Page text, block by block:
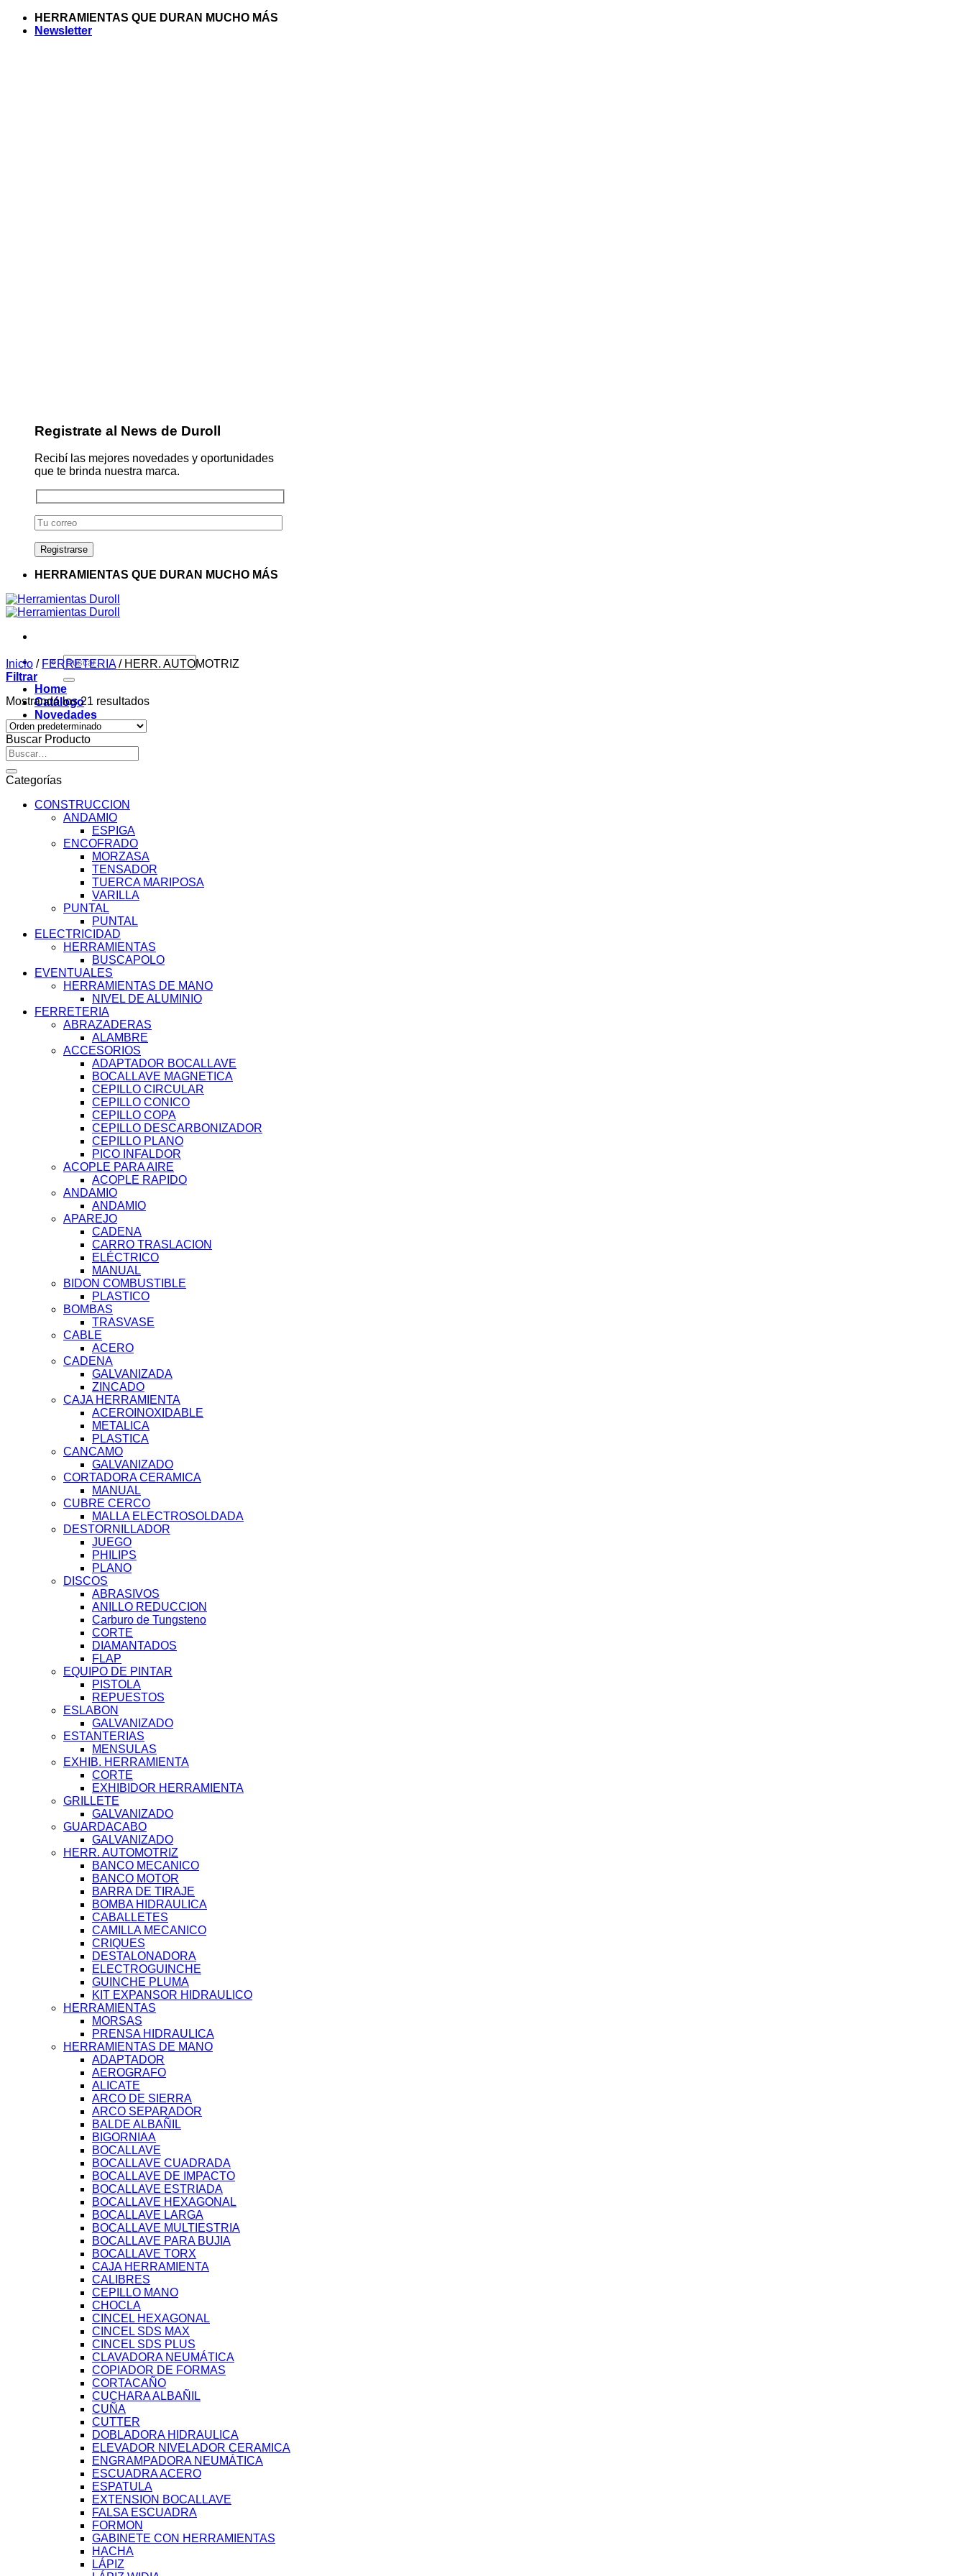
Saltar
HERRAMIENTAS QUE DURAN MUCHO MÁS
Newsletter
Registrate al News de Duroll
Recibí las mejores novedades y oportunidades
que te brinda nuestra marca.
HERRAMIENTAS QUE DURAN MUCHO MÁS
Buscar
por:
Home
Catálogo
Novedades
Contacto
Inicio / FERRETERIA /HERR. AUTOMOTRIZ
Filtrar
Mostrando los 21 resultados
Buscar Producto
Buscar
por:
Categorías
CONSTRUCCION
ANDAMIO
ESPIGA
ENCOFRADO
MORZASA
TENSADOR
TUERCA MARIPOSA
VARILLA
PUNTAL
PUNTAL
ELECTRICIDAD
HERRAMIENTAS
BUSCAPOLO
EVENTUALES
HERRAMIENTAS DE MANO
NIVEL DE ALUMINIO
FERRETERIA
ABRAZADERAS
ALAMBRE
ACCESORIOS
ADAPTADOR BOCALLAVE
BOCALLAVE MAGNETICA
CEPILLO CIRCULAR
CEPILLO CONICO
CEPILLO COPA
CEPILLO DESCARBONIZADOR
CEPILLO PLANO
PICO INFALDOR
ACOPLE PARA AIRE
ACOPLE RAPIDO
ANDAMIO
ANDAMIO
APAREJO
CADENA
CARRO TRASLACION
ELÉCTRICO
MANUAL
BIDON COMBUSTIBLE
PLASTICO
BOMBAS
TRASVASE
CABLE
ACERO
CADENA
GALVANIZADA
ZINCADO
CAJA HERRAMIENTA
ACEROINOXIDABLE
METALICA
PLASTICA
CANCAMO
GALVANIZADO
CORTADORA CERAMICA
MANUAL
CUBRE CERCO
MALLA ELECTROSOLDADA
DESTORNILLADOR
JUEGO
PHILIPS
PLANO
DISCOS
ABRASIVOS
ANILLO REDUCCION
Carburo de Tungsteno
CORTE
DIAMANTADOS
FLAP
EQUIPO DE PINTAR
PISTOLA
REPUESTOS
ESLABON
GALVANIZADO
ESTANTERIAS
MENSULAS
EXHIB. HERRAMIENTA
CORTE
EXHIBIDOR HERRAMIENTA
GRILLETE
GALVANIZADO
GUARDACABO
GALVANIZADO
HERR. AUTOMOTRIZ
BANCO MECANICO
BANCO MOTOR
BARRA DE TIRAJE
BOMBA HIDRAULICA
CABALLETES
CAMILLA MECANICO
CRIQUES
DESTALONADORA
ELECTROGUINCHE
GUINCHE PLUMA
KIT EXPANSOR HIDRAULICO
HERRAMIENTAS
MORSAS
PRENSA HIDRAULICA
HERRAMIENTAS DE MANO
ADAPTADOR
AEROGRAFO
ALICATE
ARCO DE SIERRA
ARCO SEPARADOR
BALDE ALBAÑIL
BIGORNIAA
BOCALLAVE
BOCALLAVE CUADRADA
BOCALLAVE DE IMPACTO
BOCALLAVE ESTRIADA
BOCALLAVE HEXAGONAL
BOCALLAVE LARGA
BOCALLAVE MULTIESTRIA
BOCALLAVE PARA BUJIA
BOCALLAVE TORX
CAJA HERRAMIENTA
CALIBRES
CEPILLO MANO
CHOCLA
CINCEL HEXAGONAL
CINCEL SDS MAX
CINCEL SDS PLUS
CLAVADORA NEUMÁTICA
COPIADOR DE FORMAS
CORTACAÑO
CUCHARA ALBAÑIL
CUÑA
CUTTER
DOBLADORA HIDRAULICA
ELEVADOR NIVELADOR CERAMICA
ENGRAMPADORA NEUMÁTICA
ESCUADRA ACERO
ESPATULA
EXTENSION BOCALLAVE
FALSA ESCUADRA
FORMON
GABINETE CON HERRAMIENTAS
HACHA
LÁPIZ